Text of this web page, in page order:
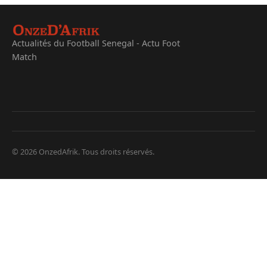
Actualités du Football Senegal - Actu Foot
Match
© 2026 OnzedAfrik. Tous droits réservés.